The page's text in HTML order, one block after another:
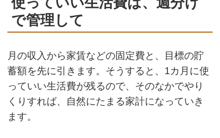
で管理して
月の収入から家賃などの固定費と、目標の貯
蓄額を先に引きます。そうすると、1カ月に使
っていい生活費が残るので、そのなかでやり
くりすれば、自然にたまる家計になっていき
ます。